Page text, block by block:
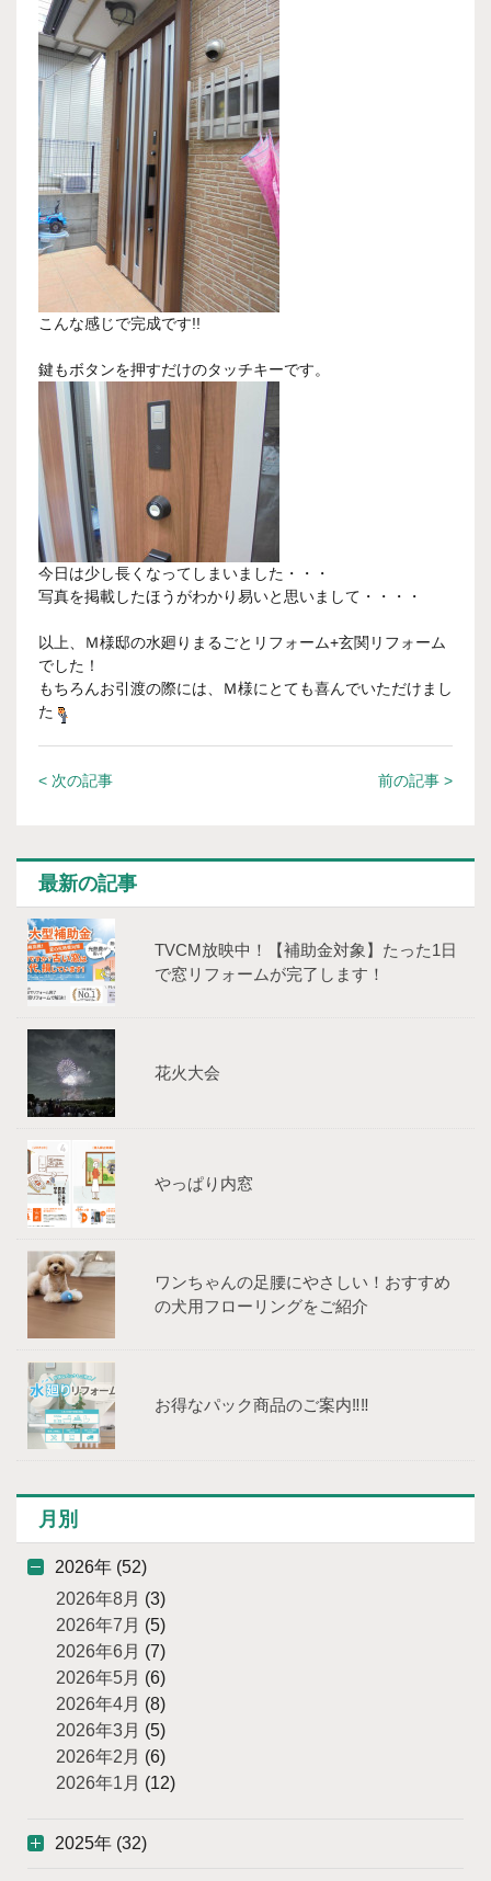
こんな感じで完成です!!
鍵もボタンを押すだけのタッチキーです。
今日は少し長くなってしまいました・・・
写真を掲載したほうがわかり易いと思いまして・・・・
以上、Ｍ様邸の水廻りまるごとリフォーム+玄関リフォーム
でした！
もちろんお引渡の際には、Ｍ様にとても喜んでいただけまし
た
< 次の記事 前の記事 >
最新の記事
TVCM放映中！【補助⾦対象】たった1⽇
で窓リフォームが完了します！
花火大会
やっぱり内窓
ワンちゃんの足腰にやさしい！おすすめ
の犬用フローリングをご紹介
お得なパック商品のご案内‼‼
月別
2026年 (52)
2026年8月 (3)
2026年7月 (5)
2026年6月 (7)
2026年5月 (6)
2026年4月 (8)
2026年3月 (5)
2026年2月 (6)
2026年1月 (12)
2025年 (32)